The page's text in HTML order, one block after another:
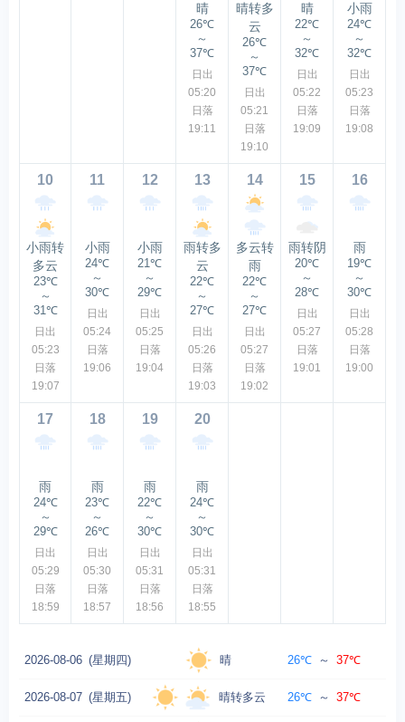
晴
26℃
～
37℃
日出
05:20
日落
19:11
晴转多
云
26℃
～
37℃
日出
05:21
日落
19:10
晴
22℃
～
32℃
日出
05:22
日落
19:09
小雨
24℃
～
32℃
日出
05:23
日落
19:08
10
小雨转
多云
23℃
～
31℃
日出
05:23
日落
19:07
11
小雨
24℃
～
30℃
日出
05:24
日落
19:06
12
小雨
21℃
～
29℃
日出
05:25
日落
19:04
13
雨转多
云
22℃
～
27℃
日出
05:26
日落
19:03
14
多云转
雨
22℃
～
27℃
日出
05:27
日落
19:02
15
雨转阴
20℃
～
28℃
日出
05:27
日落
19:01
16
雨
19℃
～
30℃
日出
05:28
日落
19:00
17
雨
24℃
～
29℃
日出
05:29
日落
18:59
18
雨
23℃
～
26℃
日出
05:30
日落
18:57
19
雨
22℃
～
30℃
日出
05:31
日落
18:56
20
雨
24℃
～
30℃
日出
05:31
日落
18:55
2026-08-06 (星期四) 晴 26℃ ～ 37℃
2026-08-07 (星期五) 晴转多云 26℃ ～ 37℃